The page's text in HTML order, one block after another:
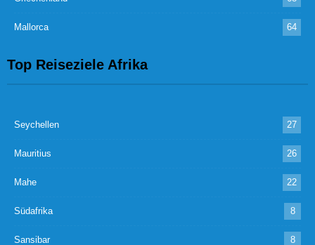
Mallorca 64
Top Reiseziele Afrika
Seychellen 27
Mauritius 26
Mahe 22
Südafrika 8
Sansibar 8